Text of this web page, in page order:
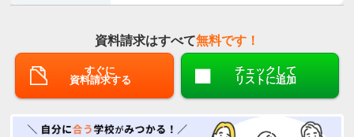
資料請求はすべて無料です！
すぐに
資料請求する
チェックして
リストに追加